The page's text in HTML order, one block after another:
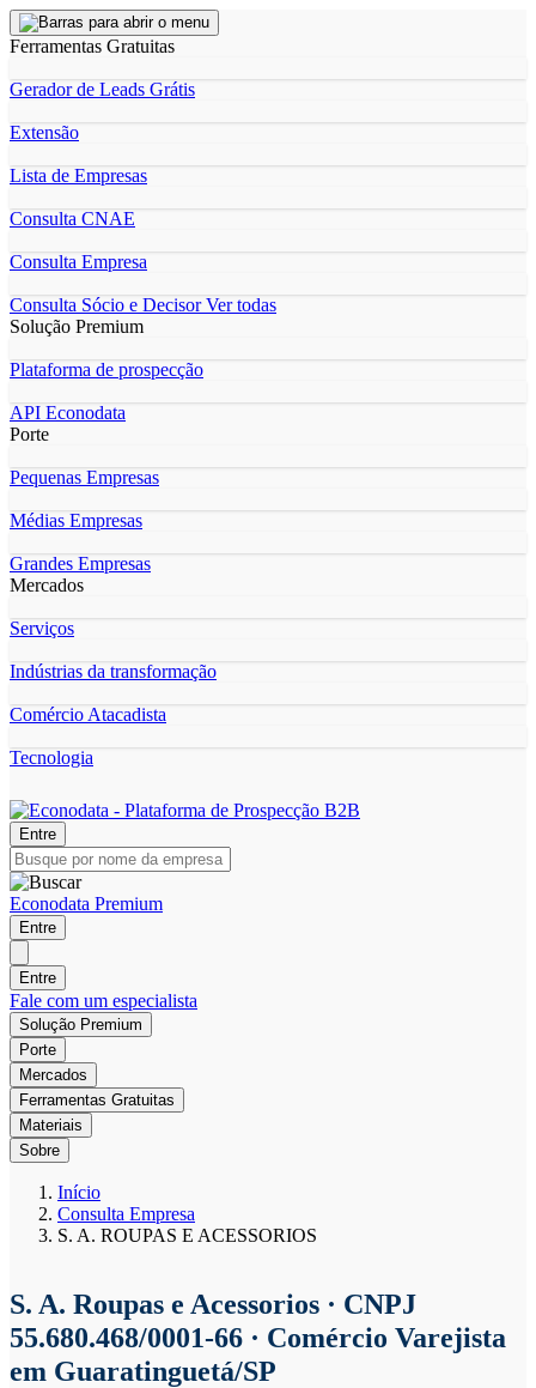
Ferramentas Gratuitas
Gerador de Leads Grátis
Extensão
Lista de Empresas
Consulta CNAE
Consulta Empresa
Consulta Sócio e DecisorVer todas
Solução Premium
Plataforma de prospecção
API Econodata
Porte
Pequenas Empresas
Médias Empresas
Grandes Empresas
Mercados
Serviços
Indústrias da transformação
Comércio Atacadista
Tecnologia
Entre
Econodata Premium
Entre
Entre
Fale com um especialista
Solução Premium
Porte
Mercados
Ferramentas Gratuitas
Materiais
Sobre
Início
Consulta Empresa
S. A. ROUPAS E ACESSORIOS
S. A. Roupas e Acessorios · CNPJ
55.680.468/0001-66 · Comércio Varejista
em Guaratinguetá/SP